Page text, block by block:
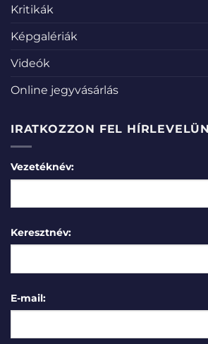
Kritikák
Képgalériák
Videók
Online jegyvásárlás
IRATKOZZON FEL
Vezetéknév:
Keresztnév:
E-mail: